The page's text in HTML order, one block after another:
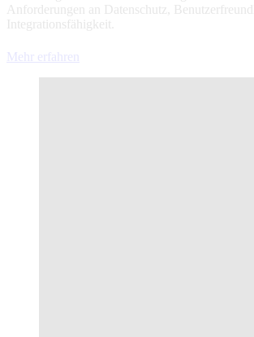
Anforderungen an Datenschutz,
Integrationsfähigkeit.
Mehr erfahren